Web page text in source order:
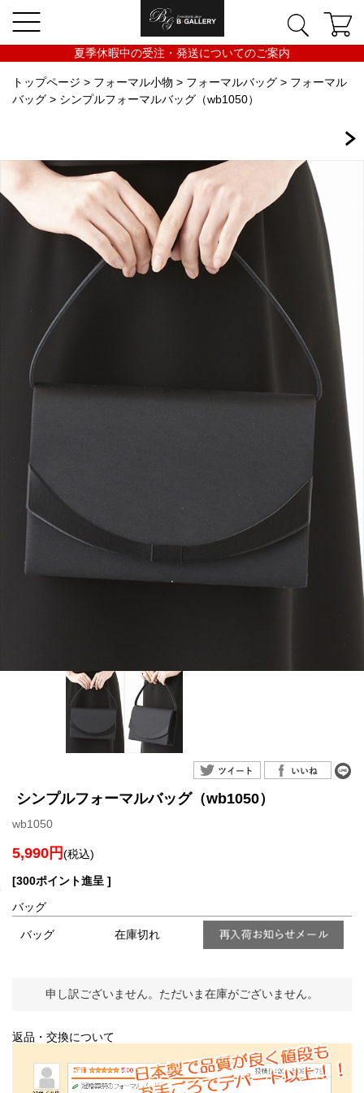
夏季休暇中の受注・発送についてのご案内
トップページ > フォーマル小物 > フォーマルバッグ > フォーマル
バッグ > シンプルフォーマルバッグ（wb1050）
シンプルフォーマルバッグ（wb1050）
wb1050
5,990円(税込)
[300ポイント進呈 ]
バッグ
バッグ 在庫切れ
申し訳ございません。ただいま在庫がございません。
返品・交換について